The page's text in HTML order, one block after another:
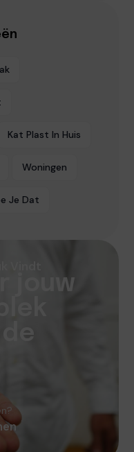
Kat Plast In Huis
Woningen
Je Dat
jouw